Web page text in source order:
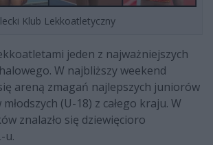
Klub Lekkoatletyczny
jeden z najważniejszych
W najbliższy weekend
areną zmagań najlepszych juniorów
(U-18) z całego kraju. W
znalazło się dziewięcioro
u.